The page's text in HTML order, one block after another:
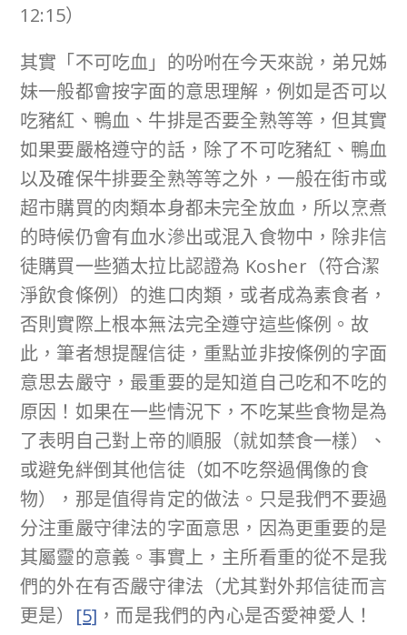
12:15）
其實「不可吃血」的吩咐在今天來說，弟兄姊
妹一般都會按字面的意思理解，例如是否可以
吃豬紅、鴨血、牛排是否要全熟等等，但其實
如果要嚴格遵守的話，除了不可吃豬紅、鴨血
以及確保牛排要全熟等等之外，一般在街市或
超市購買的肉類本身都未完全放血，所以烹煮
的時候仍會有血水滲出或混入食物中，除非信
徒購買一些猶太拉比認證為 Kosher（符合潔
淨飲食條例）的進口肉類，或者成為素食者，
否則實際上根本無法完全遵守這些條例。故
此，筆者想提醒信徒，重點並非按條例的字面
意思去嚴守，最重要的是知道自己吃和不吃的
原因！如果在一些情況下，不吃某些食物是為
了表明自己對上帝的順服（就如禁食一樣）、
或避免絆倒其他信徒（如不吃祭過偶像的食
物），那是值得肯定的做法。只是我們不要過
分注重嚴守律法的字面意思，因為更重要的是
其屬靈的意義。事實上，主所看重的從不是我
們的外在有否嚴守律法（尤其對外邦信徒而言
更是） [5] ，而是我們的內心是否愛神愛人！